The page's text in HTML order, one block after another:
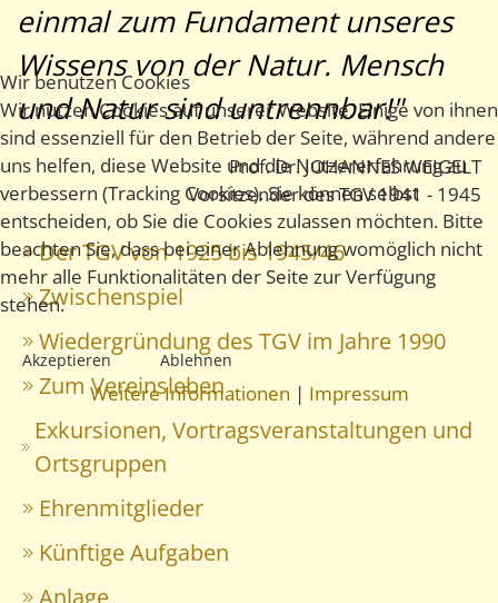
einmal zum Fundament unseres
Wissens von der Natur. Mensch
und Natur sind untrennbar!"
Prof. Dr. JOHANNES WEIGELT
Vorsitzender des TGV 1941 - 1945
Der TGV von 1925 bis 1945/46
Zwischenspiel
Wiedergründung des TGV im Jahre 1990
Zum Vereinsleben
Exkursionen, Vortragsveranstaltungen und
Ortsgruppen
Ehrenmitglieder
Künftige Aufgaben
Anlage
Wir benutzen Cookies
Wir nutzen Cookies auf unserer Website. Einige von ihnen
sind essenziell für den Betrieb der Seite, während andere
uns helfen, diese Website und die Nutzererfahrung zu
verbessern (Tracking Cookies). Sie können selbst
entscheiden, ob Sie die Cookies zulassen möchten. Bitte
beachten Sie, dass bei einer Ablehnung womöglich nicht
mehr alle Funktionalitäten der Seite zur Verfügung
stehen.
Akzeptieren Ablehnen
Weitere Informationen | Impressum